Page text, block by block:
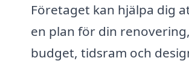
Företaget kan hjälpa dig
en plan för din
budget, tidsram och